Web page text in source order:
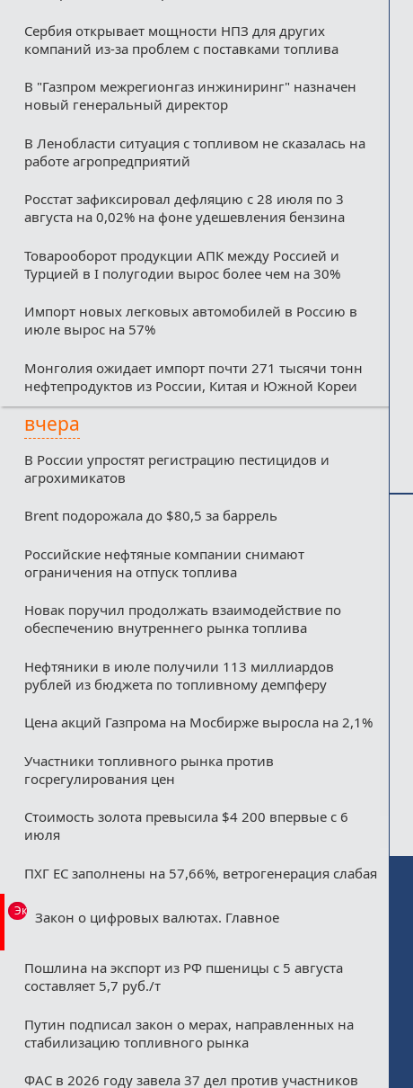
Сербия открывает мощности НПЗ для других
компаний из‑за проблем с поставками топлива
В "Газпром межрегионгаз инжиниринг" назначен
новый генеральный директор
В Ленобласти ситуация с топливом не сказалась на
работе агропредприятий
Росстат зафиксировал дефляцию с 28 июля по 3
августа на 0,02% на фоне удешевления бензина
Товарооборот продукции АПК между Россией и
Турцией в I полугодии вырос более чем на 30%
Импорт новых легковых автомобилей в Россию в
июле вырос на 57%
Монголия ожидает импорт почти 271 тысячи тонн
нефтепродуктов из России, Китая и Южной Кореи
вчера
В России упростят регистрацию пестицидов и
агрохимикатов
Brent подорожала до $80,5 за баррель
Российские нефтяные компании снимают
ограничения на отпуск топлива
Новак поручил продолжать взаимодействие по
обеспечению внутреннего рынка топлива
Нефтяники в июле получили 113 миллиардов
рублей из бюджета по топливному демпферу
Цена акций Газпрома на Мосбирже выросла на 2,1%
Участники топливного рынка против
госрегулирования цен
Стоимость золота превысила $4 200 впервые с 6
июля
ПХГ ЕС заполнены на 57,66%, ветрогенерация слабая
Эксклюзив
Закон о цифровых валютах. Главное
Пошлина на экспорт из РФ пшеницы с 5 августа
составляет 5,7 руб./т
Путин подписал закон о мерах, направленных на
стабилизацию топливного рынка
ФАС в 2026 году завела 37 дел против участников